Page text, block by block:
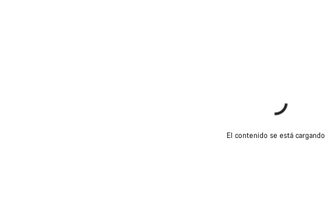
El contenido se está cargando